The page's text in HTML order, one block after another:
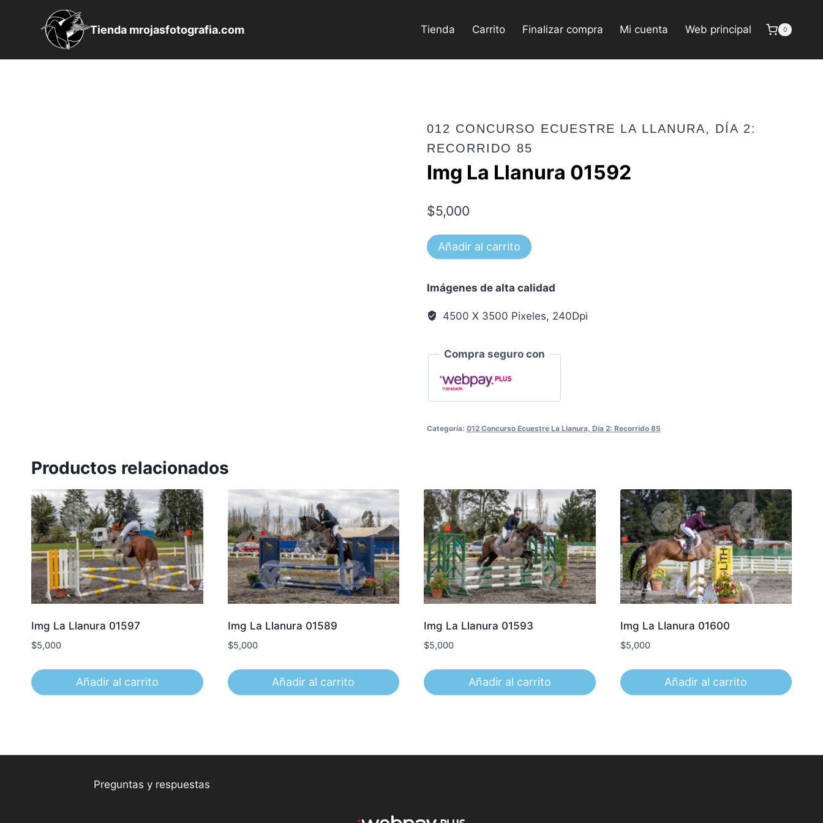
contenido
Tienda mrojasfotografia.com Tienda Carrito Finalizar compra Mi cuenta Web principal 0
012 CONCURSO ECUESTRE LA LLANURA, DÍA 2:
RECORRIDO 85
Img La Llanura 01592
$5,000
Img
La
01592
cantidad
Añadir al carrito
Imágenes de alta calidad
4500 X 3500 Pixeles, 240Dpi
Compra seguro con
Categoría: 012 Concurso Ecuestre La Llanura, Día 2: Recorrido 85
Productos relacionados
Img La Llanura 01597
$5,000
Añadir al carrito
Img La Llanura 01589
$5,000
Añadir al carrito
Img La Llanura 01593
$5,000
Añadir al carrito
Img La Llanura 01600
$5,000
Añadir al carrito
Preguntas y respuestas